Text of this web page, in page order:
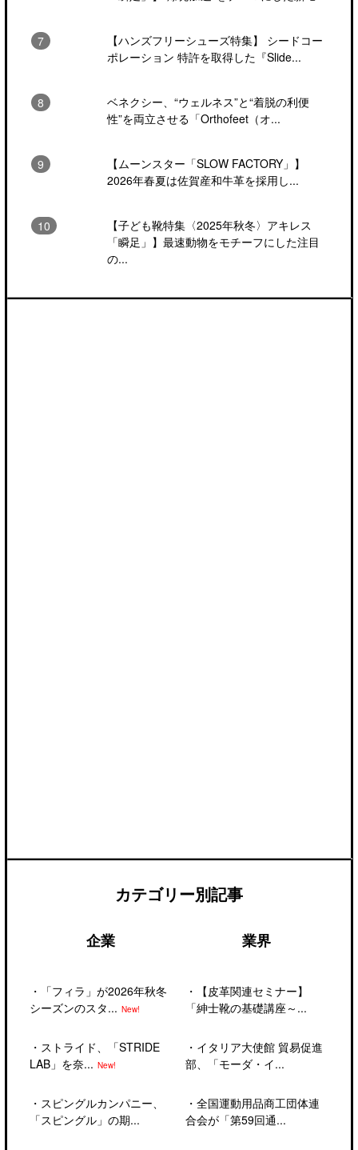
【ハンズフリーシューズ特集】 シードコー
ポレーション 特許を取得した『Slide...
ベネクシー、“ウェルネス”と“着脱の利便
性”を両立させる「Orthofeet（オ...
【ムーンスター「SLOW FACTORY」】
2026年春夏は佐賀産和牛革を採用し...
【子ども靴特集〈2025年秋冬〉アキレス
「瞬足」】最速動物をモチーフにした注目
の...
カテゴリー別記事
企業
・
「フィラ」が2026年秋冬
シーズンのスタ... New!
・ ストライド、「STRIDE
LAB」を奈... New!
・ スピングルカンパニー、
「スピングル」の期...
業界
・
【皮革関連セミナー】
「紳士靴の基礎講座～...
・ イタリア大使館 貿易促進
部、「モーダ・イ...
・ 全国運動用品商工団体連
合会が「第59回通...